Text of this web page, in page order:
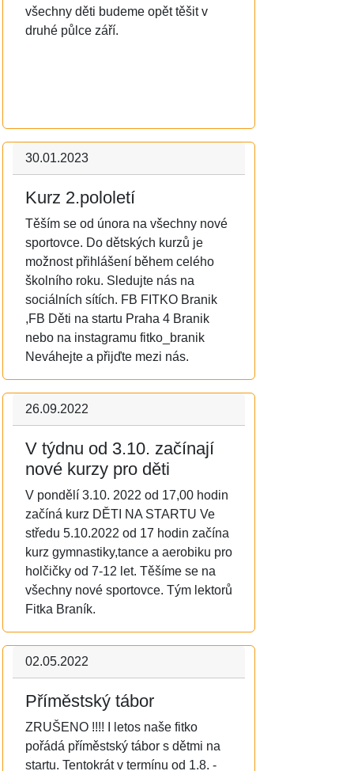
všechny děti budeme opět těšit v
druhé půlce září.
30.01.2023
Kurz 2.pololetí
Těším se od února na všechny nové
sportovce. Do dětských kurzů je
možnost přihlášení během celého
školního roku. Sledujte nás na
sociálních sítích. FB FITKO Branik
,FB Děti na startu Praha 4 Branik
nebo na instagramu fitko_branik
Neváhejte a přijďte mezi nás.
26.09.2022
V týdnu od 3.10. začínají
nové kurzy pro děti
V pondělí 3.10. 2022 od 17,00 hodin
začíná kurz DĚTI NA STARTU Ve
středu 5.10.2022 od 17 hodin začína
kurz gymnastiky,tance a aerobiku pro
holčičky od 7-12 let. Těšíme se na
všechny nové sportovce. Tým lektorů
Fitka Braník.
02.05.2022
Příměstský tábor
ZRUŠENO !!!! I letos naše fitko
pořádá příměstský tábor s dětmi na
startu. Tentokrát v termínu od 1.8. -